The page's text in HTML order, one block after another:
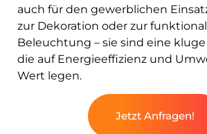
auch für den gewerblichen
zur Dekoration oder zur
Beleuchtung – sie sind eine kluge
die auf Energieeffizienz und
Wert legen.
Jetzt Anfragen!